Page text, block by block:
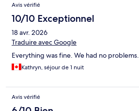
Avis vérifié
10/10 Exceptionnel
18 avr. 2026
Traduire avec Google
Everything was fine. We had no problems.
Kathryn, séjour de 1 nuit
Avis vérifié